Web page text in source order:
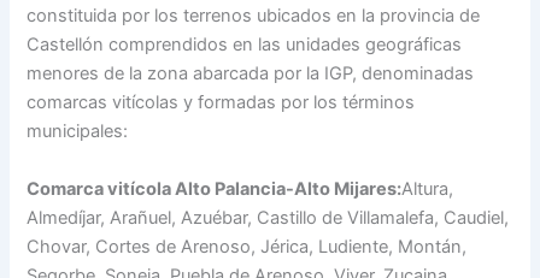
constituida por los terrenos ubicados en la provincia de
Castellón comprendidos en las unidades geográficas
menores de la zona abarcada por la IGP, denominadas
comarcas vitícolas y formadas por los términos
municipales:
Comarca vitícola Alto Palancia-Alto Mijares:Altura,
Almedíjar, Arañuel, Azuébar, Castillo de Villamalefa, Caudiel,
Chovar, Cortes de Arenoso, Jérica, Ludiente, Montán,